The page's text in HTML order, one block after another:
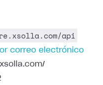
api
correo electrónico